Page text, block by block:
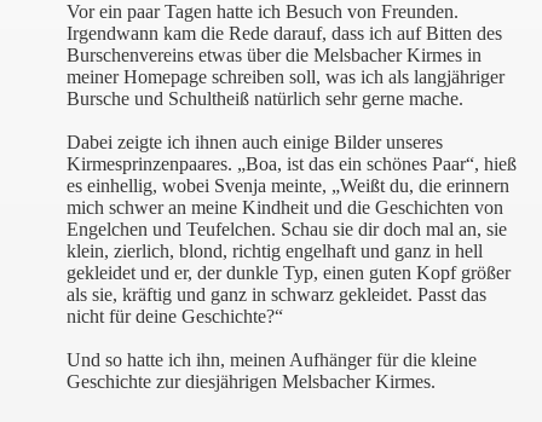
Vor ein paar Tagen hatte ich Besuch von Freunden.
Irgendwann kam die Rede darauf, dass ich auf Bitten des
Burschenvereins etwas über die Melsbacher Kirmes in
meiner Homepage schreiben soll, was ich als langjähriger
Bursche und Schultheiß natürlich sehr gerne mache.
Dabei zeigte ich ihnen auch einige Bilder unseres
Kirmesprinzenpaares. „Boa, ist das ein schönes Paar“, hieß
es einhellig, wobei Svenja meinte, „Weißt du, die erinnern
mich schwer an meine Kindheit und die Geschichten von
Engelchen und Teufelchen. Schau sie dir doch mal an, sie
klein, zierlich, blond, richtig engelhaft und ganz in hell
gekleidet und er, der dunkle Typ, einen guten Kopf größer
als sie, kräftig und ganz in schwarz gekleidet. Passt das
nicht für deine Geschichte?“
Und so hatte ich ihn, meinen Aufhänger für die kleine
Geschichte zur diesjährigen Melsbacher Kirmes.